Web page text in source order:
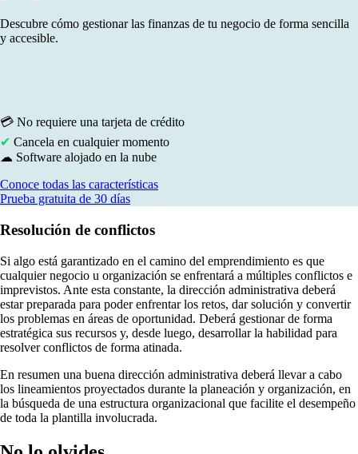
Descubre cómo gestionar las finanzas de tu negocio de forma sencilla
y accesible.
💳 No requiere una tarjeta de crédito
✔ Cancela en cualquier momento
☁ Software alojado en la nube
Conoce todas las características
Prueba gratuita de 30 días
Resolución de conflictos
Si algo está garantizado en el camino del emprendimiento es que
cualquier negocio u organización se enfrentará a múltiples conflictos e
imprevistos. Ante esta constante, la dirección administrativa deberá
estar preparada para poder enfrentar los retos, dar solución y convertir
los problemas en áreas de oportunidad. Deberá gestionar de forma
estratégica sus recursos y, desde luego, desarrollar la habilidad para
resolver conflictos de forma atinada.
En resumen una buena dirección administrativa deberá llevar a cabo
los lineamientos proyectados durante la planeación y organización, en
la búsqueda de una estructura organizacional que facilite el desempeño
de toda la plantilla involucrada.